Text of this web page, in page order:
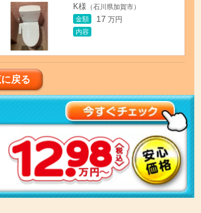
K様 （石川県加賀市）
金額
17 万円
内容
戻る